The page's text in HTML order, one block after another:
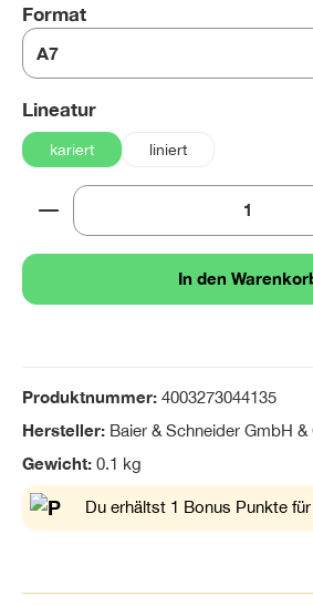
Formatauswählen
Lineaturauswählen
kariert liniert
Produkt Anzahl: Gib den
In den
Produktnummer: 4003273044135
Hersteller: Baier & Schneider GmbH &
Gewicht: 0.1 kg
Du erhältst 1 Bonus Punkte